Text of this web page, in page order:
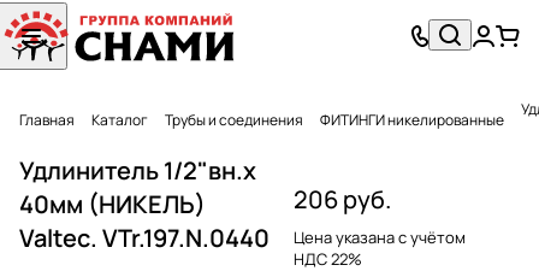
Главная Каталог Трубы и соединения ФИТИНГИ никелированные
Удлинитель 1/2"вн.х
40мм (НИКЕЛЬ)
Valtec. VTr.197.N.0440
206 руб.
Цена указана с учётом
НДС 22%